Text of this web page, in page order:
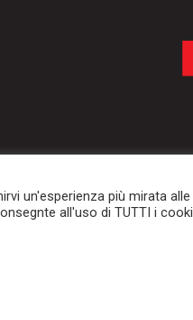
un'esperienza più mirata
all'uso di TUTTI i